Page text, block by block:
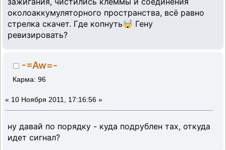
околоаккумуляторного пространства, всё равно
стрелка скачет. Где копнуть🤯 Гену
ревизировать?
-=Aw=-
Карма: 96
« 10 Ноября 2011, 17:16:56 »
ну давай по порядку - куда подрублен тах, откуда
идет сигнал?